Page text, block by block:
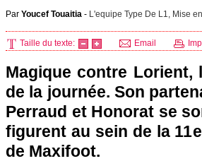
Par Youcef Touaitia - L'equipe Type De L1, Mise
Taille du texte: Email
Magique contre
de la journée. Son
Perraud et Honorat se
figurent au sein de la
de Maxifoot.